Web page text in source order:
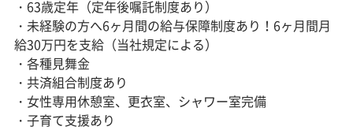
・63歳定年（定年後嘱託制度あり）
・未経験の方へ6ヶ月間の給与保障制度あり！6ヶ月間月
給30万円を支給（当社規定による）
・各種見舞金
・共済組合制度あり
・女性専用休憩室、更衣室、シャワー室完備
・子育て支援あり